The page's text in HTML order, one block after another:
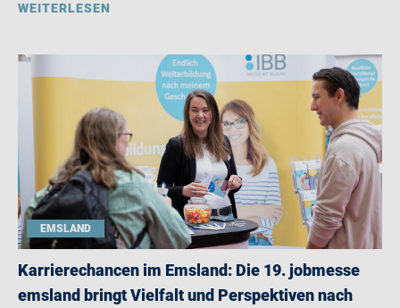
WEITERLESEN
EMSLAND
Karrierechancen im Emsland: Die 19. jobmesse
emsland bringt Vielfalt und Perspektiven nach